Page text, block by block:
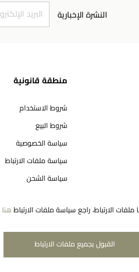
النشرة الإخبارية
منطقة قانونية
شروط الاستخدام
شروط البيع
سياسة الخصوصية
سياسة ملفات الارتباط
سياسة الشحن
الارتباط، راجع سياسة ملفات الارتباط هنا
القبول بجميع ملفات الارتباط